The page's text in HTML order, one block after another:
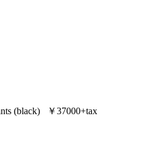
(black) ￥37000+tax